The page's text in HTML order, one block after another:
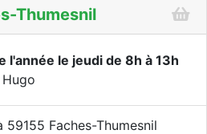
Thumesnil
l'année le jeudi de 8h à 13h
Faches-Thumesnil